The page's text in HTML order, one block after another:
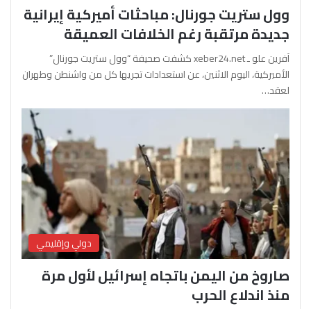
وول ستريت جورنال: مباحثات أميركية إيرانية
جديدة مرتقبة رغم الخلافات العميقة
آفرين علو ـ xeber24.net كشفت صحيفة “وول ستريت جورنال”
الأميركية، اليوم الاثنين، عن استعدادات تجريها كل من واشنطن وطهران
لعقد…
دولي وإقليمي
صاروخ من اليمن باتجاه إسرائيل لأول مرة
منذ اندلاع الحرب